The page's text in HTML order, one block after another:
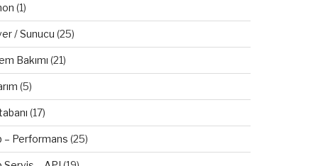
(1)
/ Sunucu (25)
Bakımı (21)
(5)
(17)
– Performans (25)